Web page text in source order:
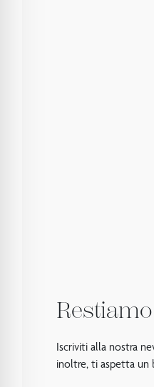
Iscriviti alla nostra
inoltre, ti aspetta un